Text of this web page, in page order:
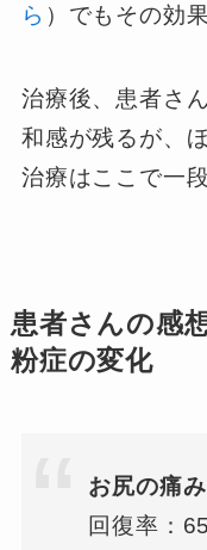
ら ）でもその効
治療後、患者さ
和感が残るが、
治療はここで一
患者さんの感
粉症の変化
お尻の痛
回復率：